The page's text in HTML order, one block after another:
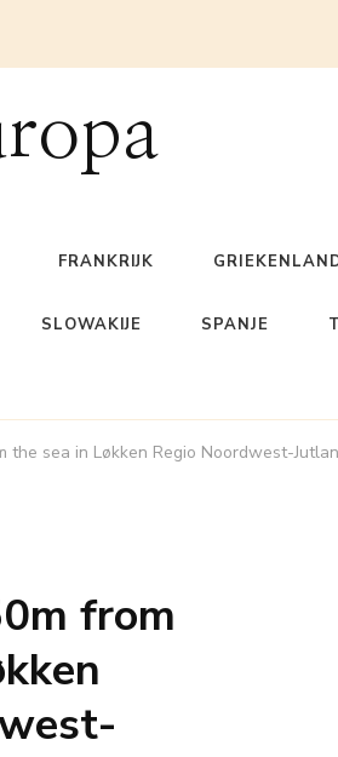
FRANKRIJK
SLOWAKIJE SPANJE
the sea in Løkken Regio Noordwest-
from